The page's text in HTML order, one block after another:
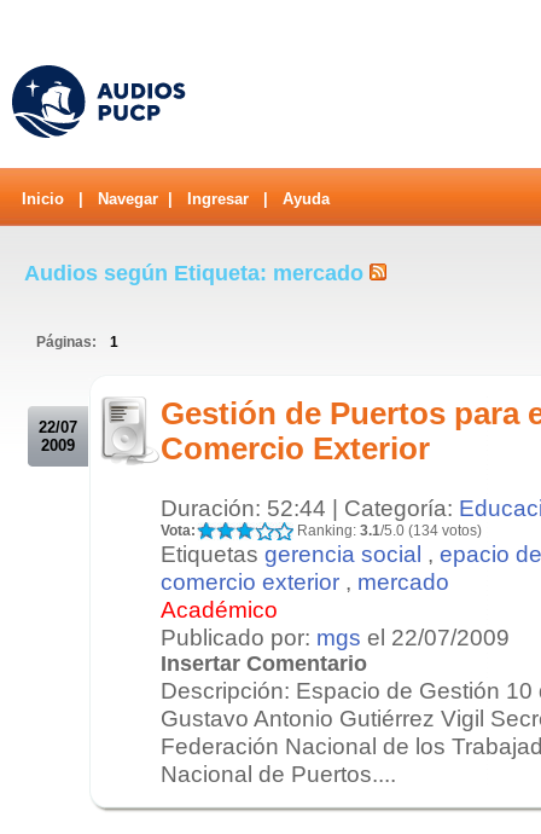
Inicio Navegar Ingresar Ayuda
Audios según Etiqueta: mercado
Páginas: 1
22/07
2009
Gestión de Puertos para
Comercio Exterior
Duración: 52:44 | Categoría:
Vota: Ranking: 3.1/5.0 (134 votos)
Etiquetas gerencia social , epacio
comercio exterior , mercado
Académico
Publicado por: mgs el 22/07/2009
Insertar Comentario
Descripción: Espacio de Gestión 10
Gustavo Antonio Gutiérrez Vigil
Federación Nacional de los
Nacional de Puertos....